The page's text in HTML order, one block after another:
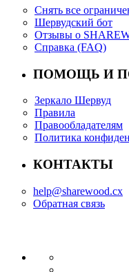
Снять все
Шервудский бот
Отзывы о
Справка (FAQ)
ПОМОЩЬ И
Зеркало Шервуд
Правила
Правообладателям
Политика
КОНТАКТЫ
help@sharewood.cx
Обратная связь